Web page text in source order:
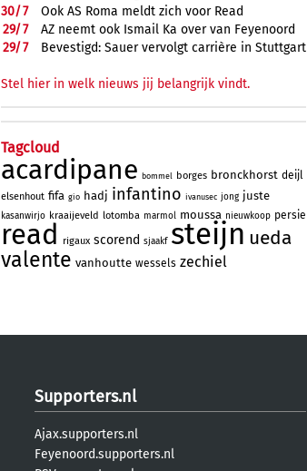
30/7
Ook AS Roma meldt zich voor Read
29/7
AZ neemt ook Ismail Ka over van Feyenoord
29/7 Bevestigd: Sauer vervolgt carrière in Stuttgart
Stel hier in welk nieuws jij belangrijk vindt.
Tagcloud
acardipane bommel borges bronckhorst deijl
elsenhout fifa gio hadj infantino ivanusec jong juste
kasanwirjo kraaijeveld lotomba marmol moussa nieuwkoop persie
read rigaux scorend sjaakf steijn ueda
valente vanhoutte wessels zechiel
Supporters.nl
Ajax.supporters.nl
Feyenoord.supporters.nl